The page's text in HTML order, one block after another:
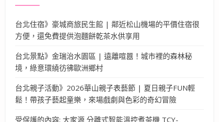
台北住宿》豪城商旅民生館 | 鄰近松山機場的平價住宿很
方便，還免費提供泡麵餅乾茶水供享用
台北景點》金瑞治水園區 | 遠離喧囂！城市裡的森林秘
境，綠意環繞彷彿歐洲鄉村
台北親子活動》2026華山親子表藝節 | 夏日親子FUN輕
鬆！帶孩子藝起童樂，來場戲劇與色彩的奇幻冒險
受保護的內容: 大家源 分離式智能溫控煮茶機 TCY-